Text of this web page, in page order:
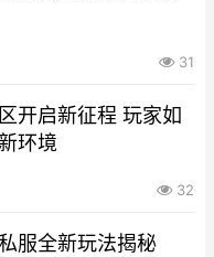
31
开启新征程 玩家如
环境
32
服全新玩法揭秘